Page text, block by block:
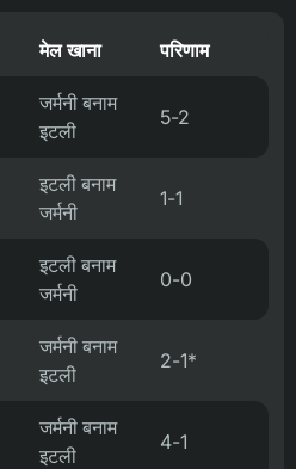
मेल खाना परिणाम
जर्मनी बनाम
इटली
5-2
इटली बनाम
जर्मनी
1-1
इटली बनाम
जर्मनी
0-0
जर्मनी बनाम
इटली
2-1*
जर्मनी बनाम
इटली
4-1